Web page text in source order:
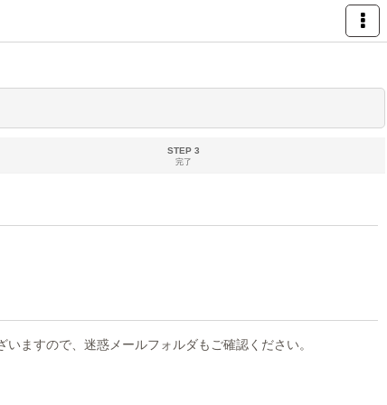
STEP 3
完了
ますので、迷惑メールフォルダもご確認ください。